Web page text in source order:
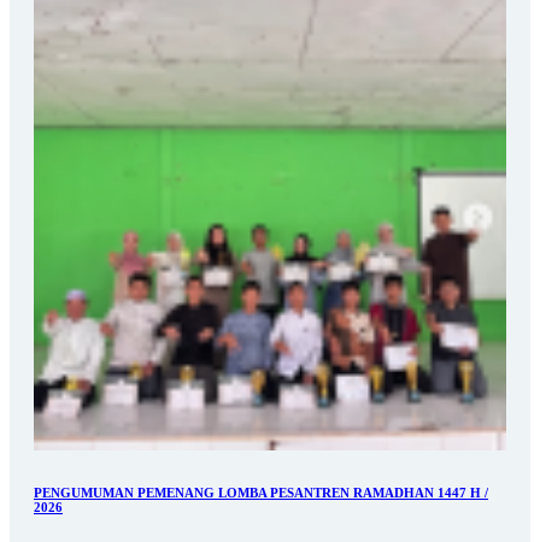
PENGUMUMAN PEMENANG LOMBA PESANTREN RAMADHAN 1447 H /
2026